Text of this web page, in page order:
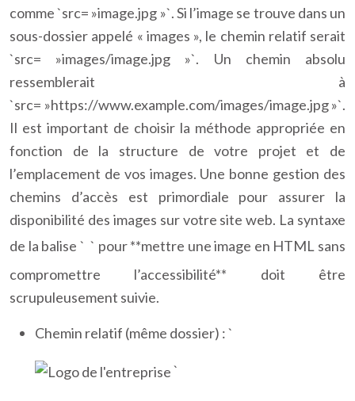
comme `src= »image.jpg »`. Si l’image se trouve dans un
sous-dossier appelé « images », le chemin relatif serait
`src= »images/image.jpg »`. Un chemin absolu
ressemblerait à
`src= »https://www.example.com/images/image.jpg »`.
Il est important de choisir la méthode appropriée en
fonction de la structure de votre projet et de
l’emplacement de vos images. Une bonne gestion des
chemins d’accès est primordiale pour assurer la
disponibilité des images sur votre site web. La syntaxe
de la balise ` ` pour **mettre une image en HTML sans
compromettre l’accessibilité** doit être
scrupuleusement suivie.
Chemin relatif (même dossier) : `
`